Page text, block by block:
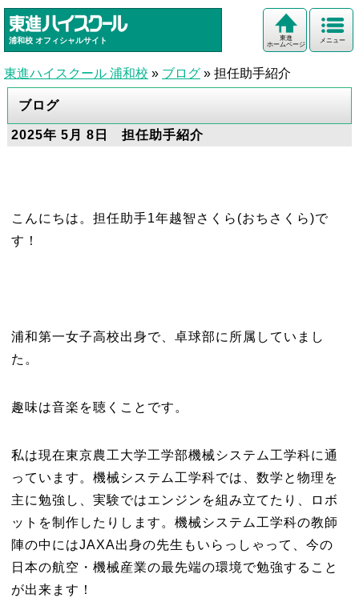
浦和校 オフィシャルサイト メニュー
東進
ホームページ
東進ハイスクール 浦和校 » ブログ » 担任助手紹介
ブログ
2025年 5月 8日 担任助手紹介
こんにちは。担任助手1年越智さくら(おちさくら)で
す！
浦和第一女子高校出身で、卓球部に所属していまし
た。
趣味は音楽を聴くことです。
私は現在東京農工大学工学部機械システム工学科に通
っています。機械システム工学科では、数学と物理を
主に勉強し、実験ではエンジンを組み立てたり、ロボ
ットを制作したりします。機械システム工学科の教師
陣の中にはJAXA出身の先生もいらっしゃって、今の
日本の航空・機械産業の最先端の環境で勉強すること
が出来ます！